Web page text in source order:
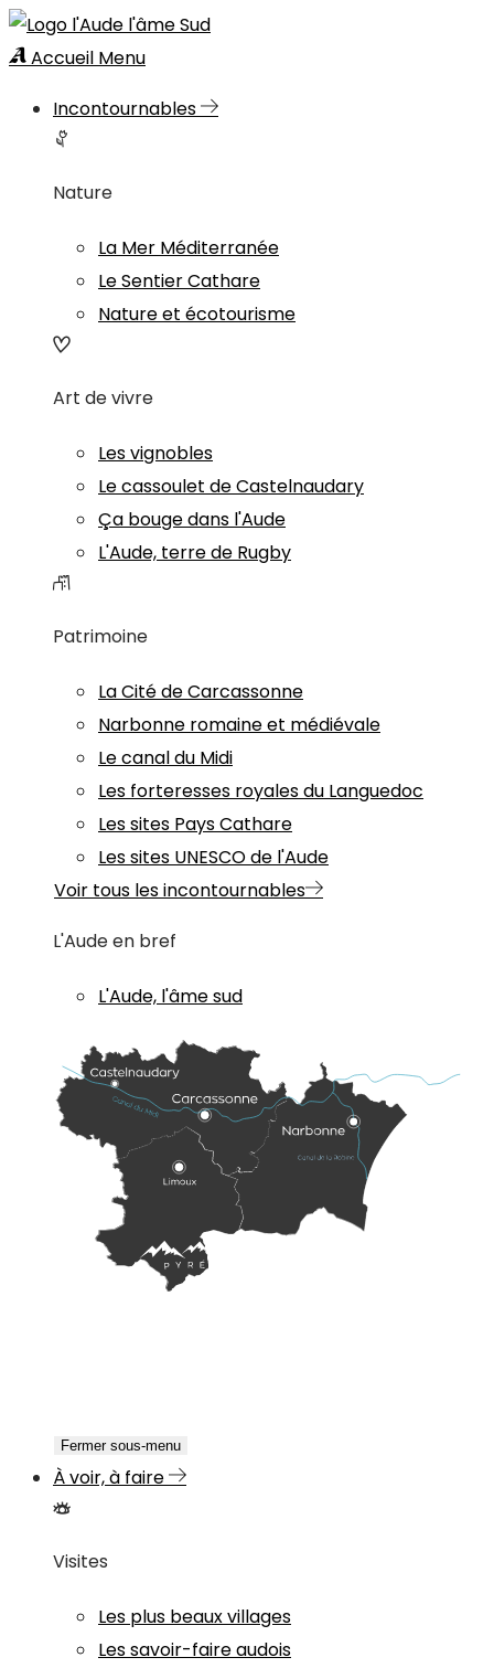
Accueil Menu
Incontournables
Nature
La Mer Méditerranée
Le Sentier Cathare
Nature et écotourisme
Art de vivre
Les vignobles
Le cassoulet de Castelnaudary
Ça bouge dans l'Aude
L'Aude, terre de Rugby
Patrimoine
La Cité de Carcassonne
Narbonne romaine et médiévale
Le canal du Midi
Les forteresses royales du Languedoc
Les sites Pays Cathare
Les sites UNESCO de l'Aude
Voir tous les incontournables
L'Aude en bref
L'Aude, l'âme sud
Fermer sous-menu
À voir, à faire
Visites
Les plus beaux villages
Les savoir-faire audois